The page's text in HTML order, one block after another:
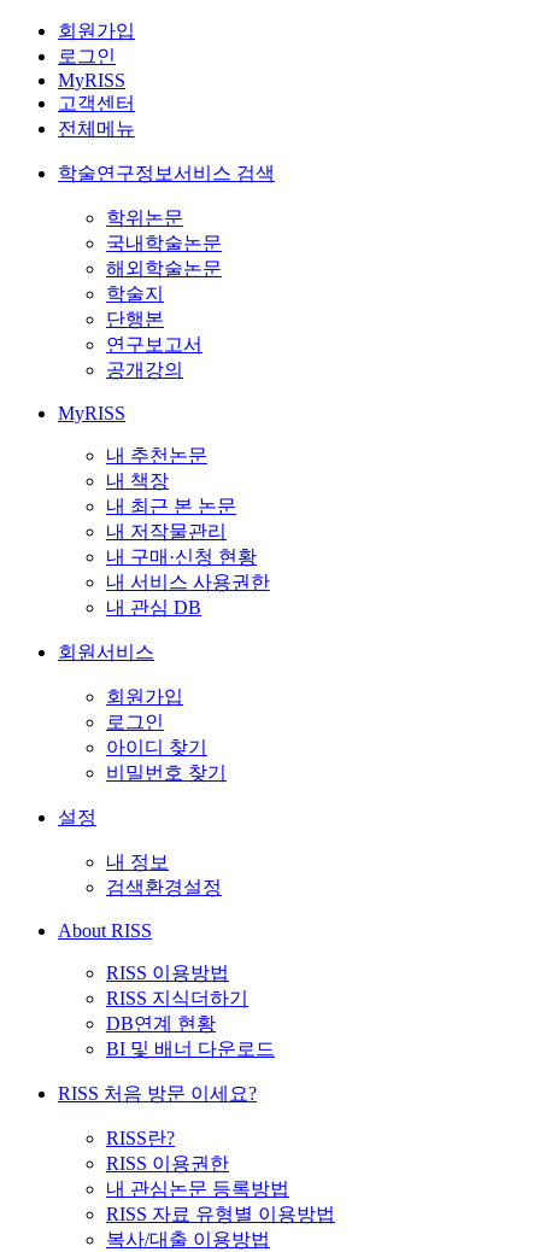
회원가입
로그인
MyRISS
고객센터
전체메뉴
학술연구정보서비스 검색
학위논문
국내학술논문
해외학술논문
학술지
단행본
연구보고서
공개강의
MyRISS
내 추천논문
내 책장
내 최근 본 논문
내 저작물관리
내 구매·신청 현황
내 서비스 사용권한
내 관심 DB
회원서비스
회원가입
로그인
아이디 찾기
비밀번호 찾기
설정
내 정보
검색환경설정
About RISS
RISS 이용방법
RISS 지식더하기
DB연계 현황
BI 및 배너 다운로드
RISS 처음 방문 이세요?
RISS란?
RISS 이용권한
내 관심논문 등록방법
RISS 자료 유형별 이용방법
복사/대출 이용방법